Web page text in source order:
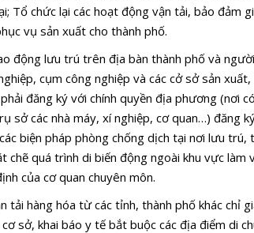
Tổ chức lại các hoạt động vận tải, bảo đảm
vụ sản xuất cho thành phố.
động lưu trú trên địa bàn thành phố và
cụm công nghiệp và các cở sở sản
đăng ký với chính quyền địa phương (nơi
sở các nhà máy, xí nghiệp, cơ quan…) đăng
biện pháp phòng chống dịch tại nơi lưu trú,
chẽ quá trình di biến động ngoài khu vực làm
của cơ quan chuyên môn.
tải hàng hóa từ các tỉnh, thành phố khác chỉ
sở, khai báo y tế bắt buộc các địa điểm di